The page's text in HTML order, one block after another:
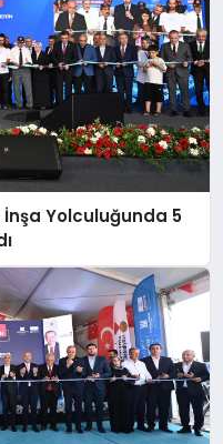
Yolculuğunda 5